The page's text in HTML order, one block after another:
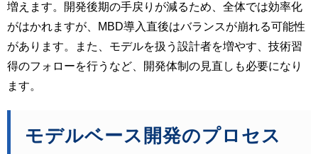
増えます。開発後期の手戻りが減るため、全体では効率化
がはかれますが、MBD導入直後はバランスが崩れる可能性
があります。また、モデルを扱う設計者を増やす、技術習
得のフォローを行うなど、開発体制の見直しも必要になり
ます。
モデルベース開発のプロセス